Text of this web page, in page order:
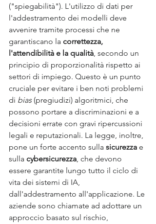
("spiegabilità"). L'utilizzo di dati per
l'addestramento dei modelli deve
avvenire tramite processi che ne
garantiscano la correttezza,
l'attendibilità e la qualità , secondo un
principio di proporzionalità rispetto ai
settori di impiego. Questo è un punto
cruciale per evitare i ben noti problemi
di bias (pregiudizi) algoritmici, che
possono portare a discriminazioni e a
decisioni errate con gravi ripercussioni
legali e reputazionali. La legge, inoltre,
pone un forte accento sulla sicurezza e
sulla cybersicurezza , che devono
essere garantite lungo tutto il ciclo di
vita dei sistemi di IA,
dall'addestramento all'applicazione. Le
aziende sono chiamate ad adottare un
approccio basato sul rischio,